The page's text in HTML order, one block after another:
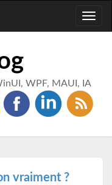
WPF, MAUI, IA
vraiment ?